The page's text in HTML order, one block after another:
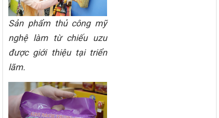
Sản phẩm thủ công mỹ
nghệ làm từ chiếu uzu
được giới thiệu tại triển
lãm.